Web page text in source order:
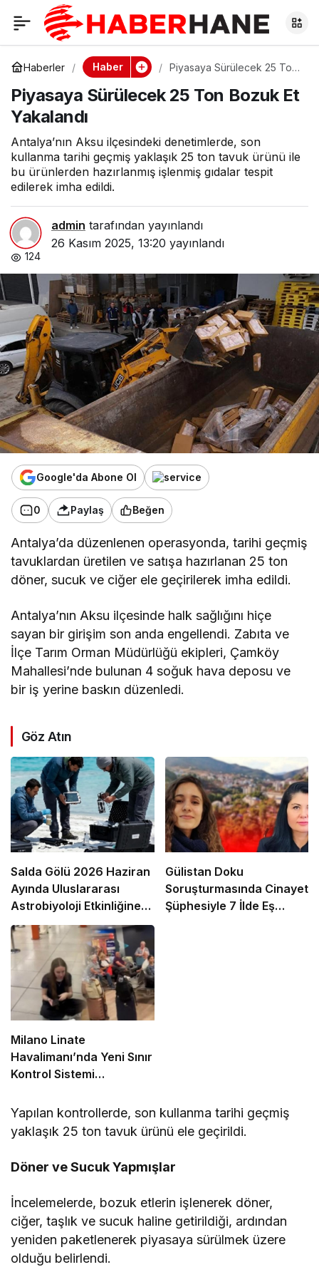
Haberler Haber
Piyasaya Sürülecek 25 Ton
Piyasaya Sürülecek 25 Ton Bozuk Et
Yakalandı
Antalya’nın Aksu ilçesindeki denetimlerde, son
kullanma tarihi geçmiş yaklaşık 25 ton tavuk ürünü ile
bu ürünlerden hazırlanmış işlenmiş gıdalar tespit
edilerek imha edildi.
admin tarafından yayınlandı
26 Kasım 2025, 13:20 yayınlandı
124
Google'da Abone Ol
0 Paylaş Beğen
Antalya’da düzenlenen operasyonda, tarihi geçmiş
tavuklardan üretilen ve satışa hazırlanan 25 ton
döner, sucuk ve ciğer ele geçirilerek imha edildi.
Antalya’nın Aksu ilçesinde halk sağlığını hiçe
sayan bir girişim son anda engellendi. Zabıta ve
İlçe Tarım Orman Müdürlüğü ekipleri, Çamköy
Mahallesi’nde bulunan 4 soğuk hava deposu ve
bir iş yerine baskın düzenledi.
Göz Atın
Salda Gölü 2026 Haziran
Ayında Uluslararası
Astrobiyoloji Etkinliğine
Ev Sahipliği Yapacak
Gülistan Doku
Soruşturmasında Cinayet
Şüphesiyle 7 İlde Eş
Milano Linate
Havalimanı’nda Yeni Sınır
Kontrol Sistemi
Yapılan kontrollerde, son kullanma tarihi geçmiş
yaklaşık 25 ton tavuk ürünü ele geçirildi.
Döner ve Sucuk Yapmışlar
İncelemelerde, bozuk etlerin işlenerek döner,
ciğer, taşlık ve sucuk haline getirildiği, ardından
yeniden paketlenerek piyasaya sürülmek üzere
olduğu belirlendi.
Piyasaya Sürülecek
25 Ton Bozuk Et
Yakalandı